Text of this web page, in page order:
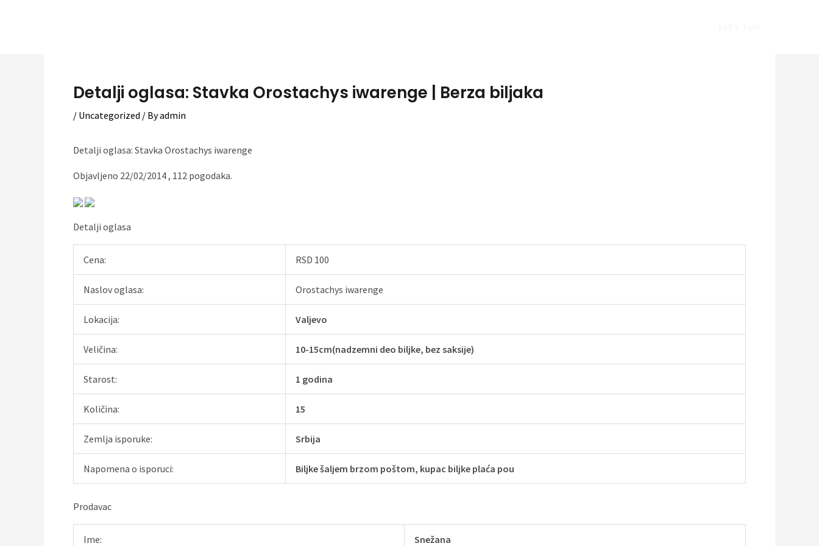
Detalji oglasa: Stavka Orostachys iwarenge | Berza biljaka
/ Uncategorized / Byadmin
Detalji oglasa: Stavka Orostachys iwarenge
Objavljeno 22/02/2014 , 112 pogodaka.
Detalji oglasa
Cena: RSD 100
Naslov oglasa: Orostachys iwarenge
Lokacija: Valjevo
Veličina: 10-15cm(nadzemni deo biljke, bez saksije)
Starost: 1 godina
Količina: 15
Zemlja isporuke: Srbija
Napomena o isporuci: Biljke šaljem brzom poštom, kupac biljke plaća pou
Prodavac
Ime: Snežana